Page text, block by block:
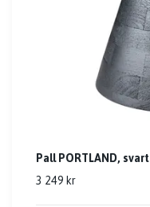
Pall PORTLAND, svart
3 249 kr